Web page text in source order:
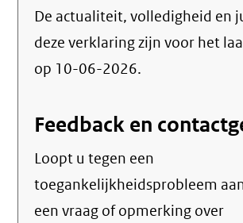
De actualiteit, volledigheid en
deze verklaring zijn voor het
op 10-06-2026.
Feedback en
Loopt u tegen een
toegankelijkheidsprobleem
een vraag of opmerking over